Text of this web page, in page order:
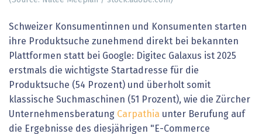
Schweizer Konsumentinnen und Konsumenten starten
ihre Produktsuche zunehmend direkt bei bekannten
Plattformen statt bei Google: Digitec Galaxus ist 2025
erstmals die wichtigste Startadresse für die
Produktsuche (54 Prozent) und überholt somit
klassische Suchmaschinen (51 Prozent), wie die Zürcher
Unternehmensberatung Carpathia unter Berufung auf
die Ergebnisse des diesjährigen "E-Commerce